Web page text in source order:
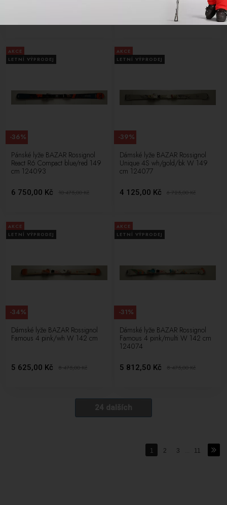
9 975,00
AKCE
LETNÍ VÝPRODEJ
Pánské lyže BAZAR Rossignol
React R6 Compact blue/red 149
cm 124093
6 750,00 Kč 10 475,00Kč
-36%
AKCE
LETNÍ VÝPRODEJ
Dámské lyže BAZAR Rossignol
Unique 4S wh/gold/bk W 149
cm 124077
4 125,00 Kč 6 725,00Kč
-39%
AKCE
LETNÍ VÝPRODEJ
Dámské lyže BAZAR Rossignol
Famous 4 pink/wh W 142 cm
5 625,00 Kč 8 475,00Kč
-34%
AKCE
LETNÍ VÝPRODEJ
Dámské lyže BAZAR Rossignol
Famous 4 pink/multi W 142 cm
124074
5 812,50 Kč 8 475,00Kč
-31%
24 dalších
1 2 3 11